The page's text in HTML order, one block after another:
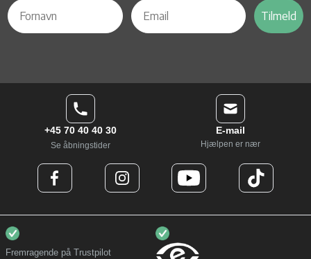
Tilmeld
+45 70 40 40 30
Se åbningstider
E-mail
Hjælpen er nær
Fremragende på Trustpilot